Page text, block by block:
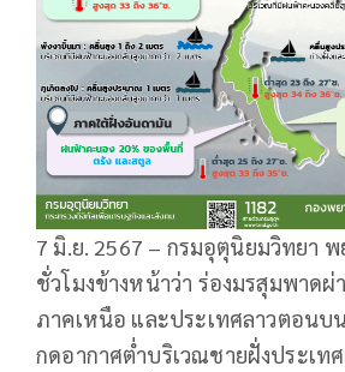
7 มิ.ย. 2567 – กรมอุตุนิยมวิทยา
ชั่วโมงข้างหน้าว่า ร่องมรสุมพาด
ภาคเหนือ และประเทศลาวตอนบ
กดอากาศต่ำบริเวณชายฝั่งประเท